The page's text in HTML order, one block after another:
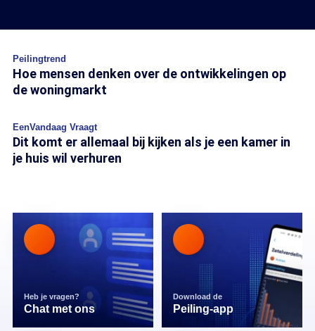
Peilingtrend
Hoe mensen denken over de ontwikkelingen op
de woningmarkt
EenVandaag Vraagt
Dit komt er allemaal bij kijken als je een kamer in
je huis wil verhuren
Heb je vragen?
Chat met ons
Download de
Peiling-app